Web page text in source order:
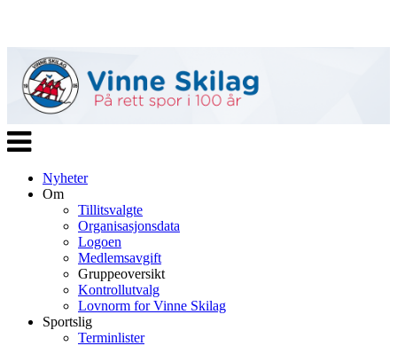
Veksle
navigasjon
Nyheter
Om
Tillitsvalgte
Organisasjonsdata
Logoen
Medlemsavgift
Gruppeoversikt
Kontrollutvalg
Lovnorm for Vinne Skilag
Sportslig
Terminlister